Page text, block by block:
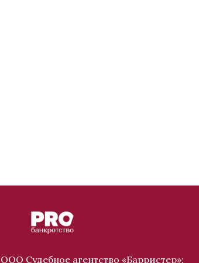
ООО Судебное агентство «Барристер»: